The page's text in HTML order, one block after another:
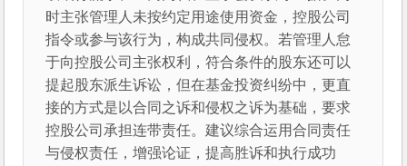
时主张管理人未按约定用途使用资金，控股公司
指令或参与该行为，构成共同侵权。若管理人怠
于向控股公司主张权利，符合条件的股东还可以
提起股东派生诉讼，但在基金投资纠纷中，更直
接的方式是以合同之诉和侵权之诉为基础，要求
控股公司承担连带责任。建议综合运用合同责任
与侵权责任，增强论证，提高胜诉和执行成功